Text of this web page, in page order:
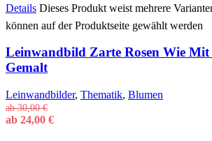
Details Dieses Produkt weist mehrere
können auf der Produktseite gewählt werden
Leinwandbild Zarte Rosen Wie Mit
Gemalt
Leinwandbilder, Thematik, Blumen
ab30,00€
ab 24,00 €